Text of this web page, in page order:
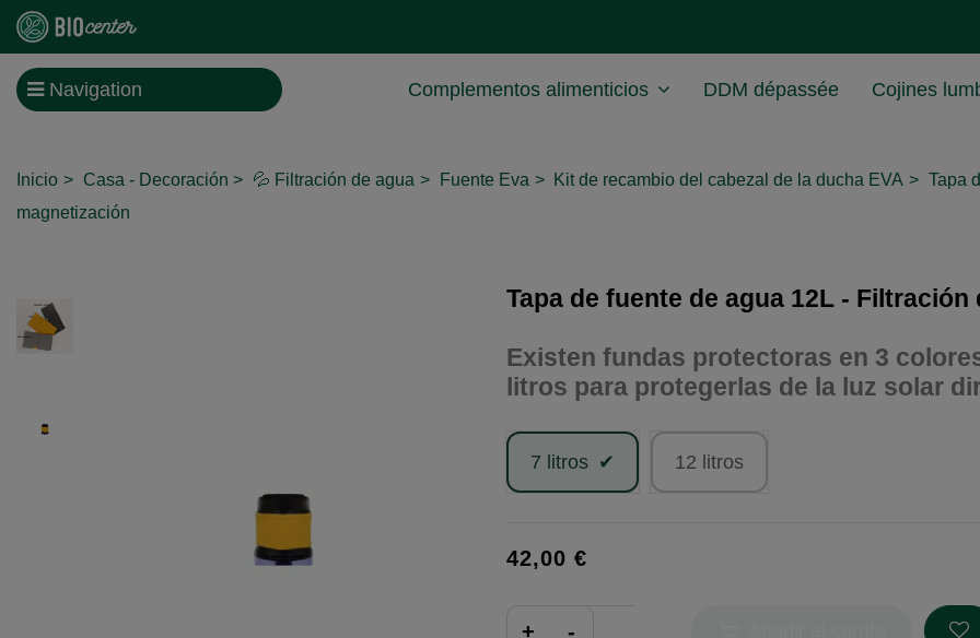
Navigation Complementos alimenticios DDM dépassée Cojines
Inicio Casa - Decoración 💦 Filtración de agua Fuente Eva Kit de recambio del cabezal de la ducha EVA
Tapa
magnetización
Tapa de fuente de agua 12L -
Existen fundas protectoras en 3
litros para protegerlas de la luz solar
7 litros 12 litros
42,00 €